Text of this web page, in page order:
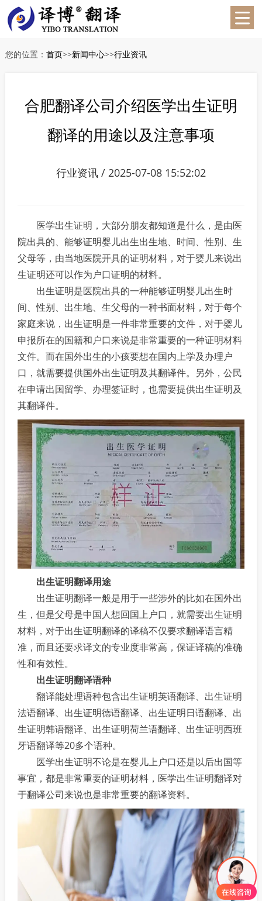
您的位置： 首页>>新闻中心>>行业资讯
合肥翻译公司介绍医学出生证明
翻译的用途以及注意事项
行业资讯 / 2025-07-08 15:52:02
医学出生证明，大部分朋友都知道是什么，是由医
院出具的、能够证明婴儿出生出生地、时间、性别、生
父母等，由当地医院开具的证明材料，对于婴儿来说出
生证明还可以作为户口证明的材料。
出生证明是医院出具的一种能够证明婴儿出生时
间、性别、出生地、生父母的一种书面材料，对于每个
家庭来说，出生证明是一件非常重要的文件，对于婴儿
申报所在的国籍和户口来说是非常重要的一种证明材料
文件。而在国外出生的小孩要想在国内上学及办理户
口，就需要提供国外出生证明及其翻译件。另外，公民
在申请出国留学、办理签证时，也需要提供出生证明及
其翻译件。
出生证明翻译用途
出生证明翻译一般是用于一些涉外的比如在国外出
生，但是父母是中国人想回国上户口，就需要出生证明
材料，对于出生证明翻译的译稿不仅要求翻译语言精
准，而且还要求译文的专业度非常高，保证译稿的准确
性和有效性。
出生证明翻译语种
翻译能处理语种包含出生证明英语翻译、出生证明
法语翻译、出生证明德语翻译、出生证明日语翻译、出
生证明韩语翻译、出生证明荷兰语翻译、出生证明西班
牙语翻译等20多个语种。
医学出生证明不论是在婴儿上户口还是以后出国等
事宜，都是非常重要的证明材料，医学出生证明翻译对
于翻译公司来说也是非常重要的翻译资料。